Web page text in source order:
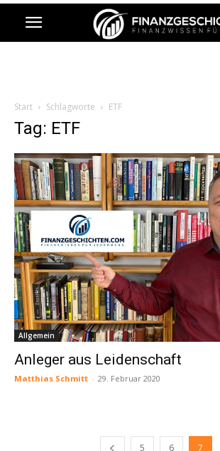
Start Schlagworte ETF
Tag: ETF
Allgemein
Anleger aus Leidenschaft
Matthias Schmitt - 29. Februar 2020
5 6 7